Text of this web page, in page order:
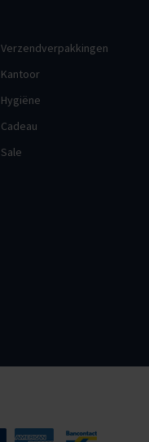
Verzendverpakkingen
Kantoor
Hygiëne
Cadeau
Sale